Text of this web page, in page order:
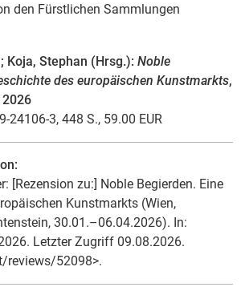
den Fürstlichen Sammlungen
Koja, Stephan (Hrsg.): Noble
des europäischen Kunstmarkts,
2026
24106-3, 448 S., 59.00 EUR
: [Rezension zu:] Noble Begierden. Eine
Kunstmarkts (Wien,
30.01.–06.04.2026). In:
Letzter Zugriff 09.08.2026.
reviews/52098>.